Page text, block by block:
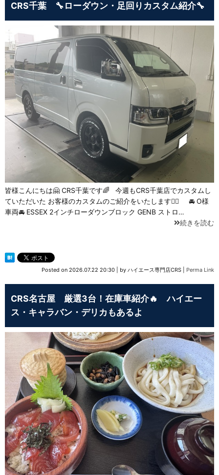
CRS千葉 🔧ローダウン・足回りカスタム紹介🔧
皆様こんにちは🤗 CRS千葉です🌈 今週もCRS千葉店でカスタムし
ていただいた お客様のカスタムのご紹介をいたします💁‍♂️ 🚘 O様
車両🚘 ESSEX 2インチローダウンブロック GENB ストロ…
続きを読む
Posted on 2026.07.22 20:30 by ハイエース専門店CRS Perma Link
CRS名古屋 厳選3台！在庫車紹介🔥 ハイエー
ス・キャラバン・デリカもあるよ